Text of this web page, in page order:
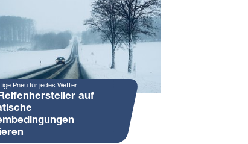
Pneu für jedes Wetter
auf